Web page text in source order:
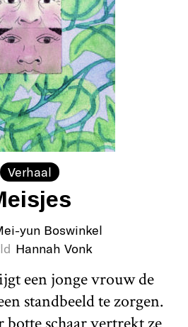
Verhaal
yun Boswinkel
Hannah Vonk
een jonge vrouw de
standbeeld te zorgen.